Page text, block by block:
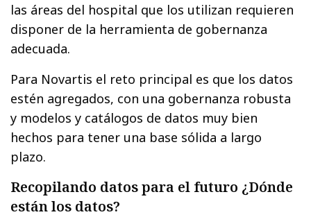
las áreas del hospital que los utilizan requieren
disponer de la herramienta de gobernanza
adecuada.
Para Novartis el reto principal es que los datos
estén agregados, con una gobernanza robusta
y modelos y catálogos de datos muy bien
hechos para tener una base sólida a largo
plazo.
Recopilando datos para el futuro ¿Dónde
están los datos?